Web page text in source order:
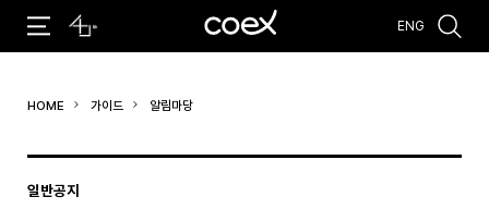
#코엑스 전시 #행사
ENG
HOME 가이드 알림마당
일반공지